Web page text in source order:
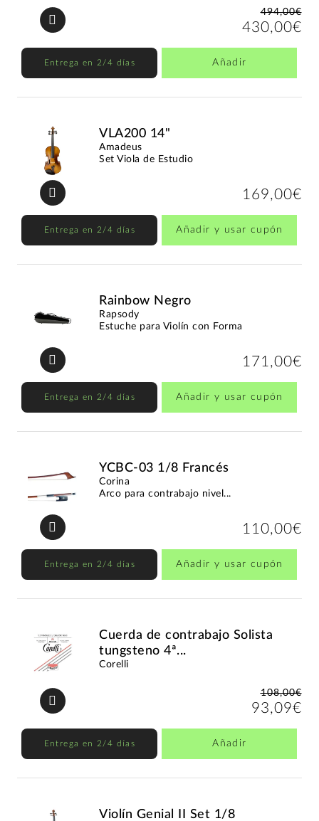
494,00€
430,00€
Entrega en 2/4 días Añadir
VLA200 14"
Amadeus
Set Viola de Estudio
169,00€
Entrega en 2/4 días Añadir y usar cupón
Rainbow Negro
Rapsody
Estuche para Violín con Forma
171,00€
Entrega en 2/4 días Añadir y usar cupón
YCBC-03 1/8 Francés
Corina
Arco para contrabajo nivel...
110,00€
Entrega en 2/4 días Añadir y usar cupón
Cuerda de contrabajo Solista
tungsteno 4ª...
Corelli
108,00€
93,09€
Entrega en 2/4 días Añadir
Violín Genial II Set 1/8